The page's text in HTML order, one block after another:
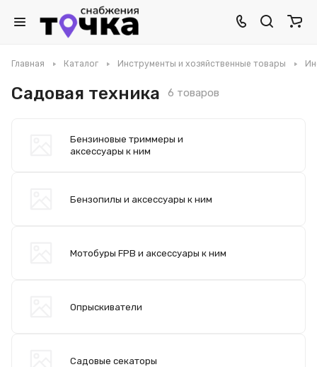
Главная Каталог Инструменты и хозяйственные товары
Садовая техника 6 товаров
Бензиновые триммеры и
аксессуары к ним
Бензопилы и аксессуары к ним
Мотобуры FPB и аксессуары к ним
Опрыскиватели
Садовые секаторы